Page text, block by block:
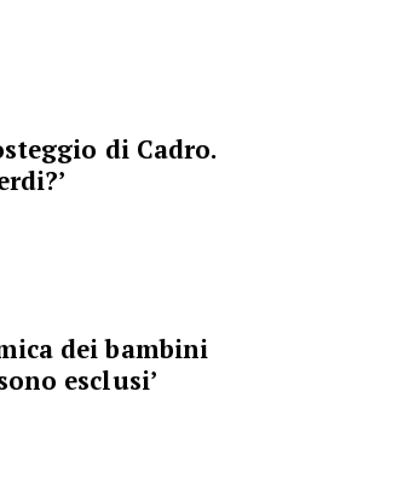
di Cadro.
dei bambini
esclusi’